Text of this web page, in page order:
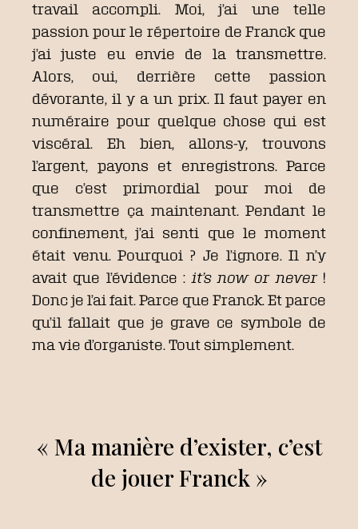
travail accompli. Moi, j’ai une telle
passion pour le répertoire de Franck que
j’ai juste eu envie de la transmettre.
Alors, oui, derrière cette passion
dévorante, il y a un prix. Il faut payer en
numéraire pour quelque chose qui est
viscéral. Eh bien, allons-y, trouvons
l’argent, payons et enregistrons. Parce
que c’est primordial pour moi de
transmettre ça maintenant. Pendant le
confinement, j’ai senti que le moment
était venu. Pourquoi ? Je l’ignore. Il n’y
avait que l’évidence : it’s now or never !
Donc je l’ai fait. Parce que Franck. Et parce
qu’il fallait que je grave ce symbole de
ma vie d’organiste. Tout simplement.
« Ma manière d’exister, c’est
de jouer Franck »